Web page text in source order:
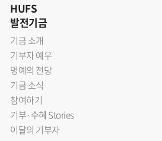
HUFS
발전기금
기금 소개
기부자 예우
명예의 전당
기금 소식
참여하기
기부·수혜 Stories
이달의 기부자